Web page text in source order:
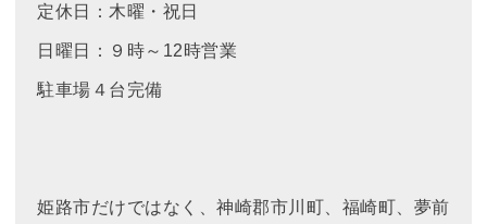
定休日：木曜・祝日
日曜日：９時～12時営業
駐車場４台完備
姫路市だけではなく、神崎郡市川町、福崎町、夢前